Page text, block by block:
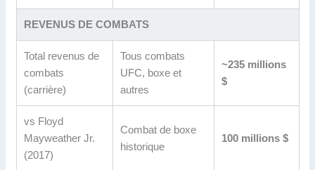
REVENUS DE COMBATS
Total revenus de
combats
(carrière)
Tous combats
UFC, boxe et
autres
~235 millions
$
vs Floyd
Mayweather Jr.
(2017)
Combat de boxe
historique
100 millions $